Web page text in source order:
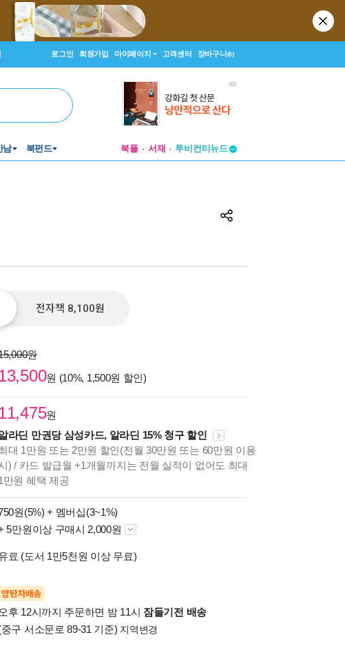
로그인 회원가입 마이페이지 고객센터 장바구니(0)
남 북펀드 북플 서재
전자책 8,100원
원
원 (10%, 1,500원 할인)
원
라딘 만권당 삼성카드, 알라딘 15% 청구 할인
대 1만원 또는 2만원 할인(전월 30만원 또는 60만원 이용
) / 카드 발급월 +1개월까지는 전월 실적이 없어도 최대
만원 혜택 제공
원(5%) + 멤버십(3~1%)
5만원이상 구매시 2,000원
료 (도서 1만5천원 이상 무료)
양탄자배송
오후 12시까지 주문하면 밤 11시 잠들기전 배송
중구 서소문로 89-31 기준) 지역변경